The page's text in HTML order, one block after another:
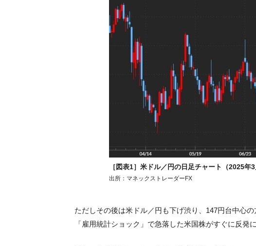
［図表1］米ドル／円の日足チャート（2025年3
出所：マネックストレーダーFX
ただしその後は米ドル／円も下げ渋り、147円台中心
「雇用統計ショック」で急落した米国株がすぐに反発